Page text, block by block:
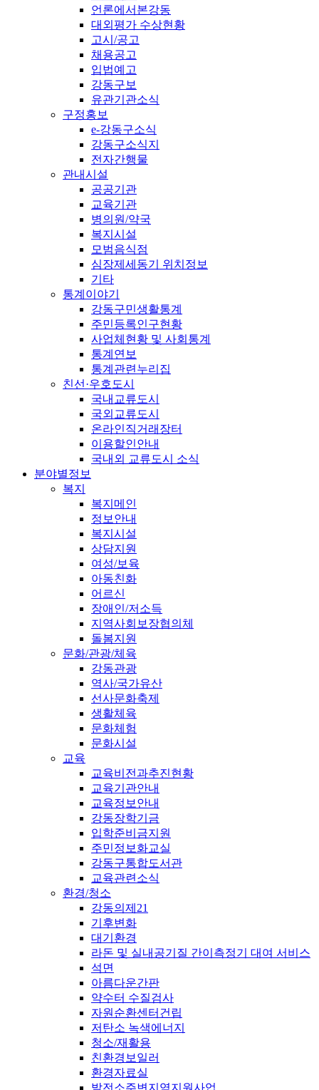
언론에서본강동
대외평가 수상현황
고시/공고
채용공고
입법예고
강동구보
유관기관소식
구정홍보
e-강동구소식
강동구소식지
전자간행물
관내시설
공공기관
교육기관
병의원/약국
복지시설
모범음식점
심장제세동기 위치정보
기타
통계이야기
강동구민생활통계
주민등록인구현황
사업체현황 및 사회통계
통계연보
통계관련누리집
친선·우호도시
국내교류도시
국외교류도시
온라인직거래장터
이용할인안내
국내외 교류도시 소식
분야별정보
복지
복지메인
정보안내
복지시설
상담지원
여성/보육
아동친화
어르신
장애인/저소득
지역사회보장협의체
돌봄지원
문화/관광/체육
강동관광
역사/국가유산
선사문화축제
생활체육
문화체험
문화시설
교육
교육비전과추진현황
교육기관안내
교육정보안내
강동장학기금
입학준비금지원
주민정보화교실
강동구통합도서관
교육관련소식
환경/청소
강동의제21
기후변화
대기환경
라돈 및 실내공기질 간이측정기 대여 서비스
석면
아름다운간판
약수터 수질검사
자원순환센터건립
저탄소 녹색에너지
청소/재활용
친환경보일러
환경자료실
발전소주변지역지원사업